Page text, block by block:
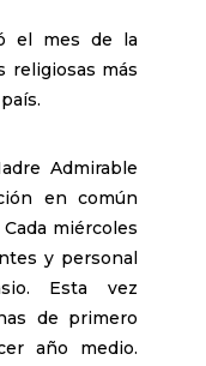
el mes de la
religiosas más
Admirable
en común
miércoles
y personal
Esta vez
de primero
año medio.